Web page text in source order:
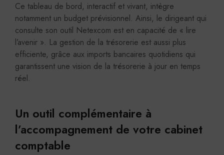
Ce tableau de bord, interactif et vivant, intègre
notamment un budget prévisionnel. Ainsi, le dirigeant qui
consulte son outil Netexcom est en capacité de « lire
l’avenir ». La gestion de la trésorerie est aussi plus
efficiente, grâce aux imports bancaires quotidiens qui
garantissent une vision de la trésorerie à jour en temps
réel.
Un outil complémentaire à
l’accompagnement de votre cabinet
comptable